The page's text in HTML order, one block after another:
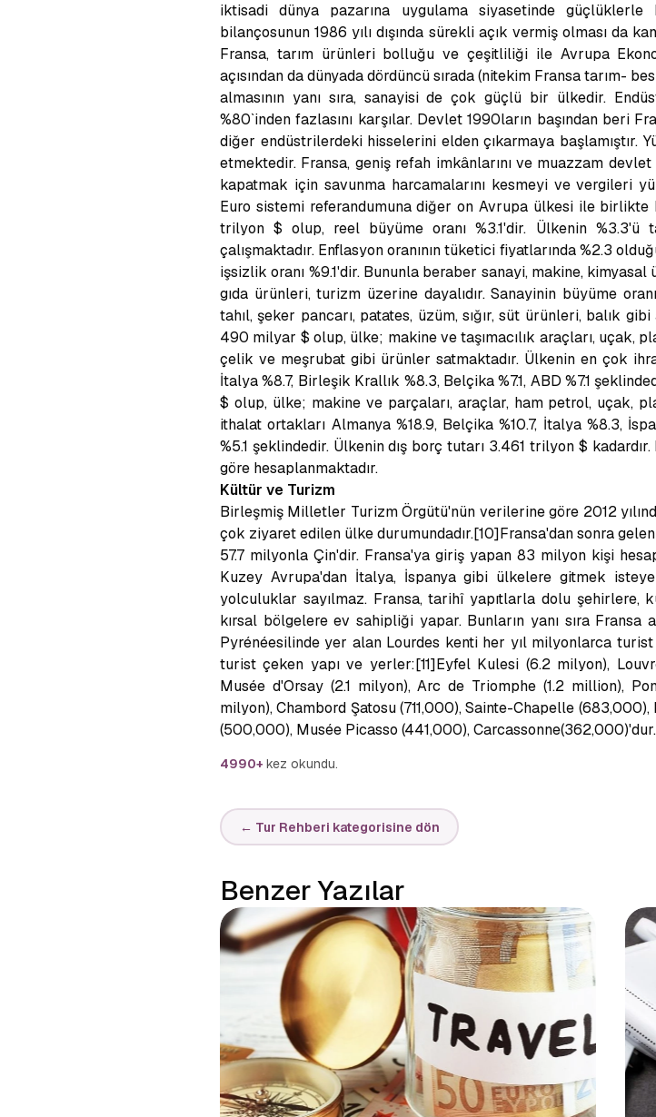
iktisadi dünya pazarına uygulama siyasetinde güçlüklerle
bilançosunun 1986 yılı dışında sürekli açık vermiş olması da
Fransa, tarım ürünleri bolluğu ve çeşitliliği ile Avrupa
açısından da dünyada dördüncü sırada (nitekim Fransa tarım-
almasının yanı sıra, sanayisi de çok güçlü bir ülkedir.
%80`inden fazlasını karşılar. Devlet 1990ların başından beri
diğer endüstrilerdeki hisselerini elden çıkarmaya başlamıştır.
etmektedir. Fransa, geniş refah imkânlarını ve muazzam devlet
kapatmak için savunma harcamalarını kesmeyi ve vergileri
Euro sistemi referandumuna diğer on Avrupa ülkesi ile birlikte
trilyon $ olup, reel büyüme oranı %3.1'dir. Ülkenin %3.3'ü
çalışmaktadır. Enflasyon oranının tüketici fiyatlarında %2.3
işsizlik oranı %9.1'dir. Bununla beraber sanayi, makine,
gıda ürünleri, turizm üzerine dayalıdır. Sanayinin büyüme
tahıl, şeker pancarı, patates, üzüm, sığır, süt ürünleri, balık
490 milyar $ olup, ülke; makine ve taşımacılık araçları, uçak,
çelik ve meşrubat gibi ürünler satmaktadır. Ülkenin en çok
İtalya %8.7, Birleşik Krallık %8.3, Belçika %7.1, ABD %7.1
$ olup, ülke; makine ve parçaları, araçlar, ham petrol, uçak,
ithalat ortakları Almanya %18.9, Belçika %10.7, İtalya %8.3,
%5.1 şeklindedir. Ülkenin dış borç tutarı 3.461 trilyon $
göre hesaplanmaktadır.
Kültür ve Turizm
Birleşmiş Milletler Turizm Örgütü'nün verilerine göre 2012
çok ziyaret edilen ülke durumundadır.[10]Fransa'dan sonra
57.7 milyonla Çin'dir. Fransa'ya giriş yapan 83 milyon kişi
Kuzey Avrupa'dan İtalya, İspanya gibi ülkelere gitmek
yolculuklar sayılmaz. Fransa, tarihî yapıtlarla dolu şehirlere,
kırsal bölgelere ev sahipliği yapar. Bunların yanı sıra
Pyrénéesilinde yer alan Lourdes kenti her yıl milyonlarca
turist çeken yapı ve yerler:[11]Eyfel Kulesi (6.2 milyon),
Musée d'Orsay (2.1 milyon), Arc de Triomphe (1.2 million),
milyon), Chambord Şatosu (711,000), Sainte-Chapelle
(500,000), Musée Picasso (441,000), Carcassonne(362,000)'dur.
4990+ kez okundu.
← Tur Rehberi kategorisine dön
Benzer Yazılar